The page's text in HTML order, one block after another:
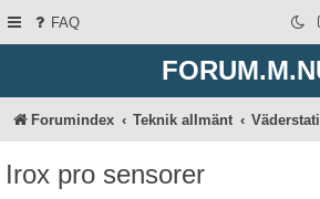
FAQ
Forumindex Teknik allmänt
Irox pro sensorer